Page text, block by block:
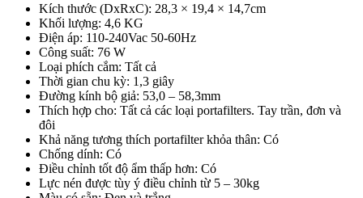
Kích thước (DxRxC): 28,3 × 19,4 × 14,7cm
Khối lượng: 4,6 KG
Điện áp: 110-240Vac 50-60Hz
Công suất: 76 W
Loại phích cắm: Tất cả
Thời gian chu kỳ: 1,3 giây
Đường kính bộ giả: 53,0 – 58,3mm
Thích hợp cho: Tất cả các loại portafilters. Tay trần, đơn và
đôi
Khả năng tương thích portafilter khỏa thân: Có
Chống dính: Có
Điều chỉnh tốt độ ẩm thấp hơn: Có
Lực nén được tùy ý điều chỉnh từ 5 – 30kg